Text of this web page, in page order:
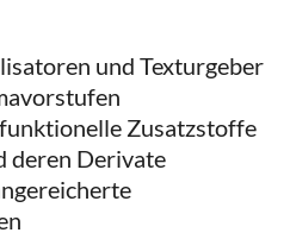
und Texturgeber
Zusatzstoffe
deren Derivate